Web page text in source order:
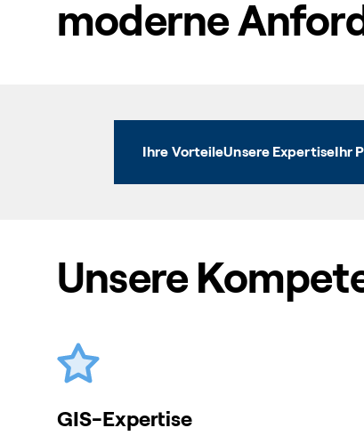
moderne
Ihre VorteileUnsere ExpertiseIhr
Unsere
GIS-Expertise